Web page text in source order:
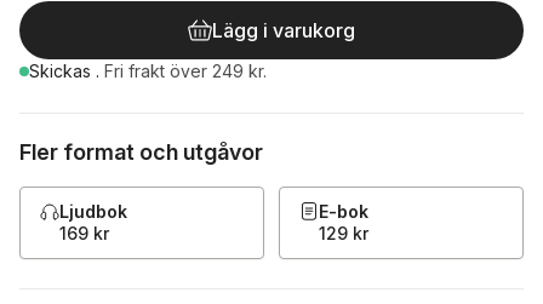
Lägg i varukorg
Skickas . Fri frakt över 249 kr.
Fler format och utgåvor
Ljudbok
169 kr
E-bok
129 kr